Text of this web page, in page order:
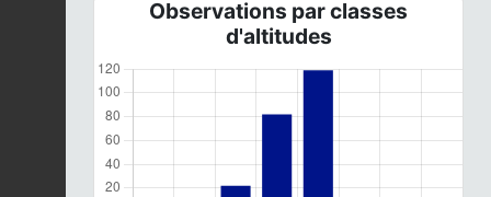
Observations par classes
d'altitudes